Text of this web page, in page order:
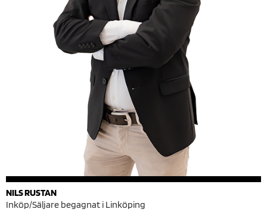
NILS RUSTAN
Inköp/Säljare begagnat i Linköping